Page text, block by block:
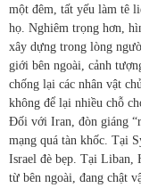
một đêm, tất yếu làm tê
họ. Nghiêm trọng hơn,
xây dựng trong lòng
giới bên ngoài, cảnh
chống lại các nhân vật
không để lại nhiều chỗ
Đối với Iran, đòn giáng
mạng quá tàn khốc. Tại
Israel đè bẹp. Tại Liban,
từ bên ngoài, đang chật